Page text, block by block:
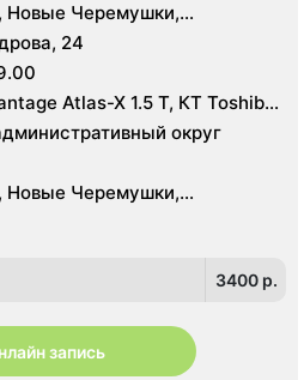
Новые Черемушки,
24
Atlas-X 1.5 Т, КТ Toshiba
округ
Новые Черемушки,
3400 p.
запись